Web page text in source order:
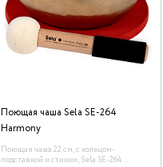
Поющая чаша Sela SE-264
Harmony
Поющая чаша 22 см, с кольцом-
подставкой и стиком, Sela SE-264